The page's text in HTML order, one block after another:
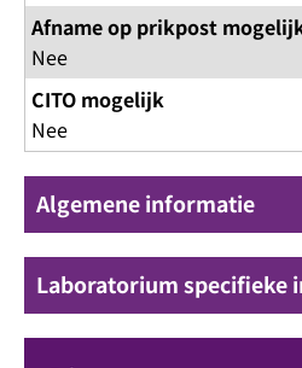
Afname op prikpost
Nee
CITO mogelijk
Nee
Algemene informatie
Laboratorium specifieke